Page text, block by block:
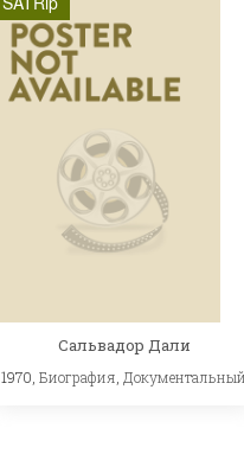
Сальвадор Дали
1970,Биография